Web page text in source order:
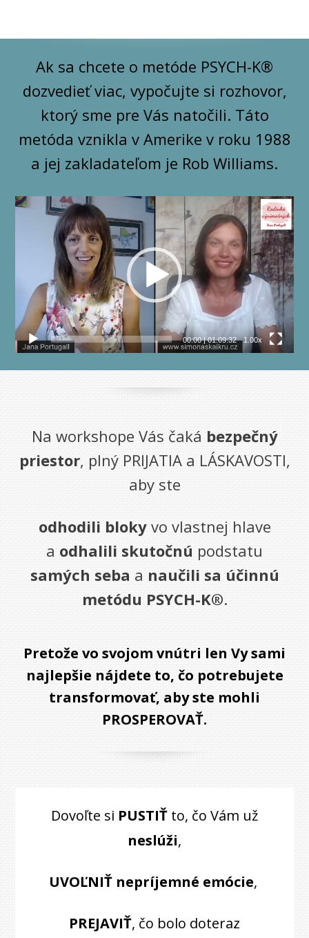
Ak sa chcete o metóde PSYCH-K®
dozvedieť viac, vypočujte si rozhovor,
ktorý sme pre Vás natočili. Táto
metóda vznikla v Amerike v roku 1988
a jej zakladateľom je Rob Williams.
Video
prehrávač
00:00|01:09:32 1.00x
Na workshope Vás čaká bezpečný
priestor, plný PRIJATIA a LÁSKAVOSTI,
aby ste
odhodili blokyvo vlastnej hlave
a odhalili skutočnú podstatu
samých seba a naučili sa účinnú
metódu PSYCH-K®.
Pretože vo svojom vnútri len Vy sami
najlepšie nájdete to, čo potrebujete
transformovať, aby ste mohli
PROSPEROVAŤ.
Dovoľte si PUSTIŤ to, čo Vám už
neslúži,
UVOĽNIŤ nepríjemné emócie,
PREJAVIŤ, čo bolo doteraz